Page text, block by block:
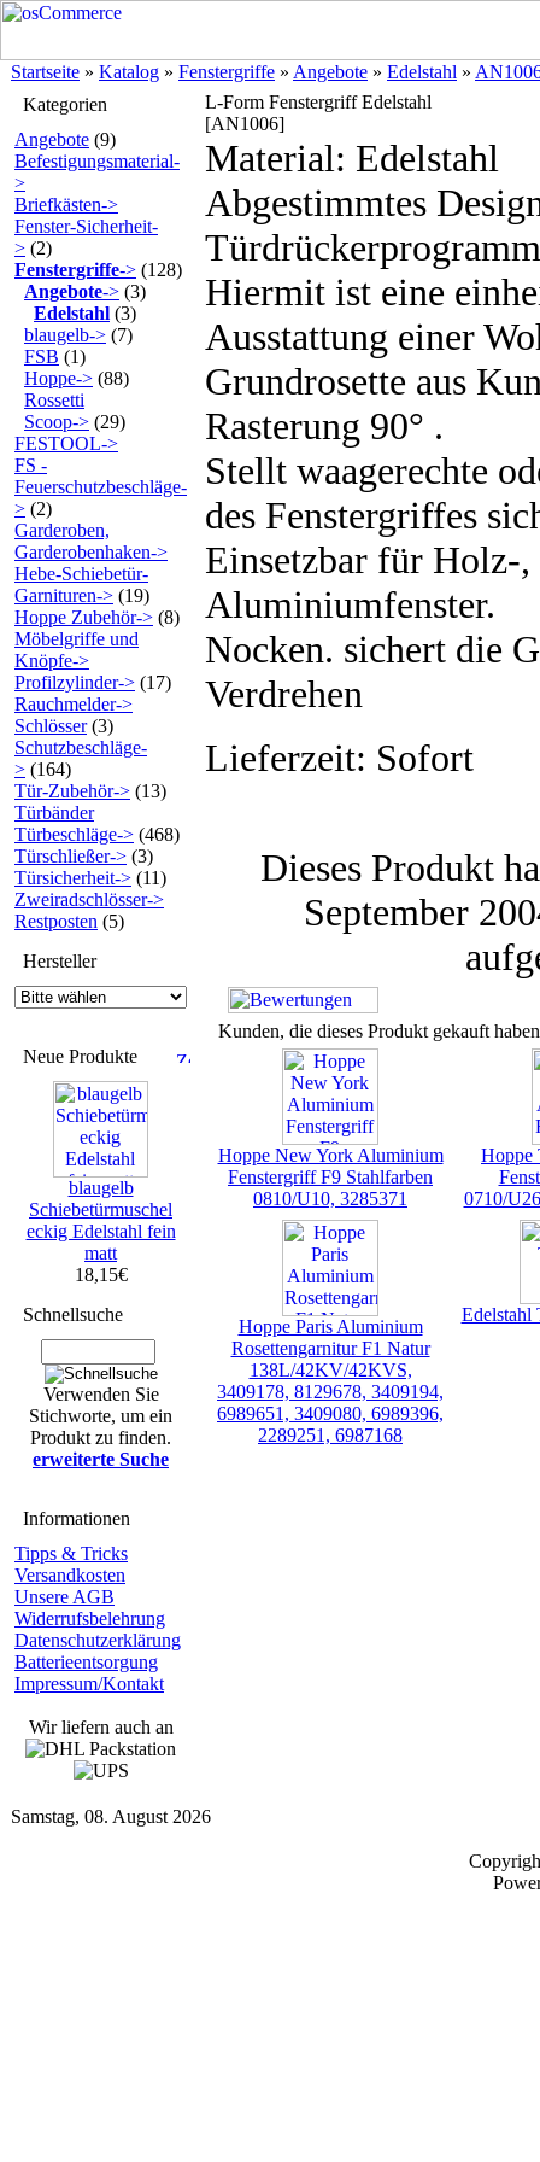
Startseite » Katalog » Fenstergriffe » Angebote » Edelstahl »
Kategorien
Angebote (9)
Befestigungsmaterial-
>
Briefkästen->
Fenster-Sicherheit-
> (2)
Fenstergriffe-> (128)
Angebote-> (3)
Edelstahl (3)
blaugelb-> (7)
FSB (1)
Hoppe-> (88)
Rossetti
Scoop-> (29)
FESTOOL->
FS -
Feuerschutzbeschläge-
> (2)
Garderoben,
Garderobenhaken->
Hebe-Schiebetür-
Garnituren-> (19)
Hoppe Zubehör-> (8)
Möbelgriffe und
Knöpfe->
Profilzylinder-> (17)
Rauchmelder->
Schlösser(3)
Schutzbeschläge-
> (164)
Tür-Zubehör-> (13)
Türbänder
Türbeschläge-> (468)
Türschließer-> (3)
Türsicherheit-> (11)
Zweiradschlösser->
Restposten (5)
Hersteller
Neue Produkte
blaugelb
Schiebetürmuschel
eckig Edelstahl fein
matt
18,15€
Schnellsuche
Verwenden Sie
Stichworte, um ein
Produkt zu finden.
erweiterte Suche
Informationen
Tipps & Tricks
Versandkosten
Unsere AGB
Widerrufsbelehrung
Datenschutzerklärung
Batterieentsorgung
Impressum/Kontakt
Wir liefern auch an
L-Form Fenstergriff Edelstahl
[AN1006]
Material: Edelstahl
Abgestimmtes
Hiermit ist eine
Ausstattung einer
Grundrosette aus
Rasterung 90° .
Stellt waagerechte
des Fenstergriffes
Einsetzbar für Holz-
Aluminiumfenster.
Nocken. sichert die
Verdrehen
Lieferzeit: Sofort
Dieses Produkt
September
Kunden, die dieses Produkt gekauft
Hoppe New York Aluminium
Fenstergriff F9 Stahlfarben
0810/U10, 3285371
Hoppe
0710/
Hoppe Paris Aluminium
Rosettengarnitur F1 Natur
138L/42KV/42KVS,
3409178, 8129678, 3409194,
6989651, 3409080, 6989396,
2289251, 6987168
Edelstahl
Samstag, 08. August 2026